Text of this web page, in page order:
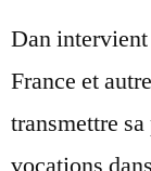
Dan
France et
transmettre